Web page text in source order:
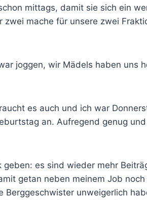
mittags, damit sie sich ein
mache für unsere zwei
joggen, wir Mädels haben uns
es auch und ich war
an. Aufregend genug
es sind wieder mehr
getan neben meinem Job
unweigerlich